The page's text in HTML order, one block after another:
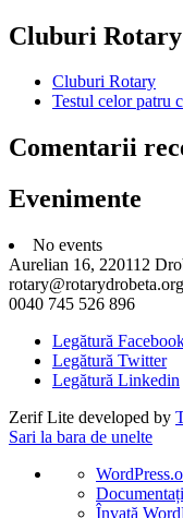
Cluburi Rotary
Cluburi Rotary
Testul celor patru
Comentarii
Evenimente
No events
Aurelian 16, 220112
0040 745 526 896
Legătură
Legătură Twitter
Legătură Linkedin
Zerif Lite developed by
Sari la bara de unelte
Despre
WordPress
Învață